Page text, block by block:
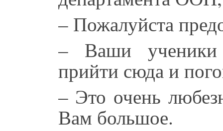
– Пожалуйста
– Ваши ученики
прийти сюда и
– Это очень
Вам большое.